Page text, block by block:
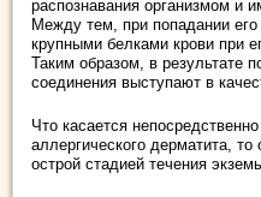
распознавания организмом и
Между тем, при попадании его
крупными белками крови при
Таким образом, в результате
соединения выступают в
Что касается
аллергического дерматита,
острой стадией течения